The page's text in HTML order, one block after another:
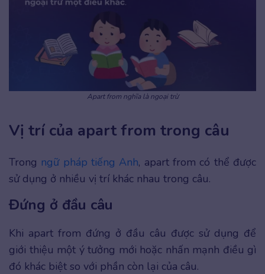
Apart from nghĩa là ngoại trừ
Vị trí của apart from trong câu
Trong ngữ pháp tiếng Anh, apart from có thể được
sử dụng ở nhiều vị trí khác nhau trong câu.
Đứng ở đầu câu
Khi apart from đứng ở đầu câu được sử dụng để
giới thiệu một ý tưởng mới hoặc nhấn mạnh điều gì
đó khác biệt so với phần còn lại của câu.